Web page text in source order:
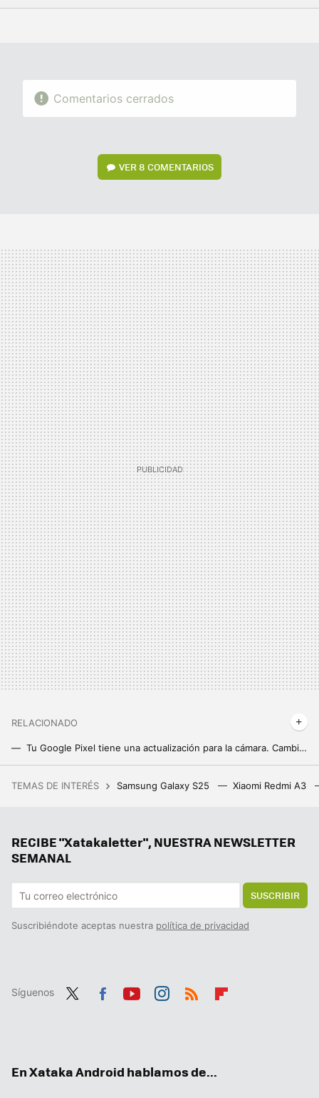
FACEBOOK
TWITTERFLIPBOARD
E-
WHATSAPP
Comentarios cerrados
VER8 COMENTARIOS
RELACIONADO
Tu Google Pixel tiene una actualización para la cámara. Cambia por completo las tomas nocturnas
TEMAS DE INTERÉS Samsung Galaxy S25 Xiaomi Redmi A3
RECIBE "Xatakaletter", NUESTRA NEWSLETTER
SEMANAL
SUSCRIBIR
Suscribiéndote aceptas nuestra política de privacidad
Síguenos
En Xataka Android hablamos de...